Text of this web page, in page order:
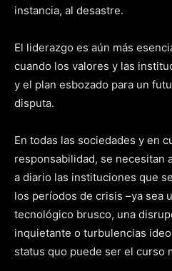
instancia, al desastre.
El liderazgo es aún más
cuando los valores y las
y el plan esbozado para un
disputa.
En todas las sociedades y en
responsabilidad, se necesitan
a diario las instituciones que
los períodos de crisis –ya sea
tecnológico brusco, una
inquietante o turbulencias
status quo puede ser el curso